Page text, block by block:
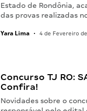
Estado de Rondônia,
das provas realizadas
Yara Lima • 4 de Fevereiro
Concurso TJ RO:
Confira!
Novidades sobre o